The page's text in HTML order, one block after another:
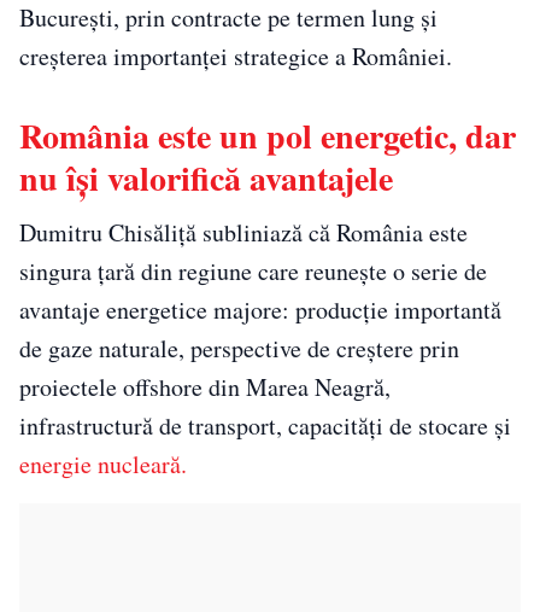
București, prin contracte pe termen lung și
creșterea importanței strategice a României.
România este un pol energetic, dar
nu își valorifică avantajele
Dumitru Chisăliță subliniază că România este
singura țară din regiune care reunește o serie de
avantaje energetice majore: producție importantă
de gaze naturale, perspective de creștere prin
proiectele offshore din Marea Neagră,
infrastructură de transport, capacități de stocare și
energie nucleară.